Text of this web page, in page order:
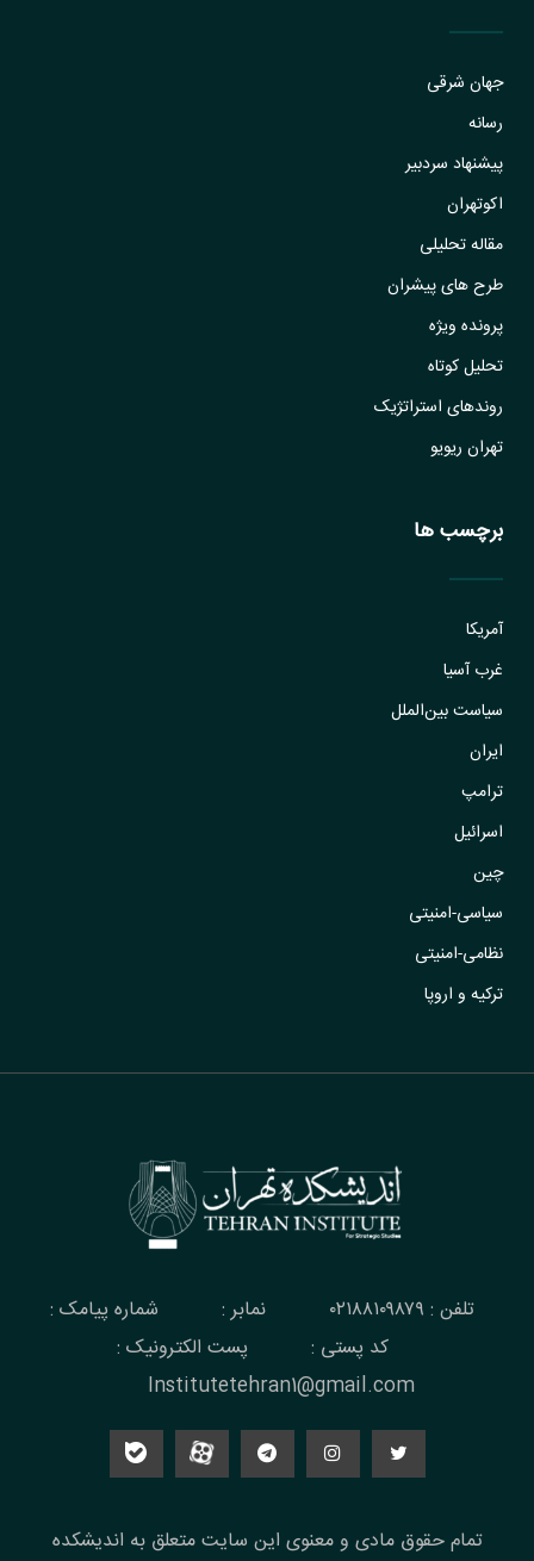
جهان شرقی
رسانه
پیشنهاد سردبیر
اکوتهران
مقاله تحلیلی
طرح های پیشران
پرونده ویژه
تحلیل کوتاه
روندهای استراتژیک
تهران ریویو
برچسب ها
آمریکا
غرب آسیا
سیاست بین‌الملل
ایران
ترامپ
اسرائیل
چین
سیاسی-امنیتی
نظامی-امنیتی
ترکیه و اروپا
تلفن : ۰۲۱۸۸۱۰۹۸۷۹ نمابر :
شماره پیامک :
کد پستی :
پست الکترونیک :
Institutetehran1@gmail.com
تمام حقوق مادی و معنوی این سایت متعلق به اندیشکده